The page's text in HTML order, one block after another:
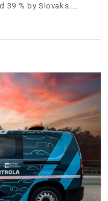
39 % by Slovaks.